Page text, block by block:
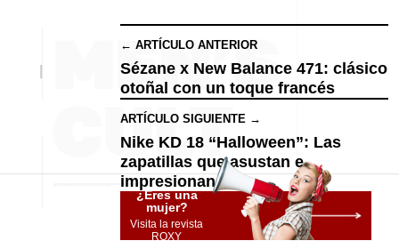
← ARTÍCULO ANTERIOR
Sézane x New Balance 471: clásico
otoñal con un toque francés
ARTÍCULO SIGUIENTE →
Nike KD 18 “Halloween”: Las
zapatillas que asustan e
impresionan
¿Eres una
mujer?
Visita la revista
ROXY